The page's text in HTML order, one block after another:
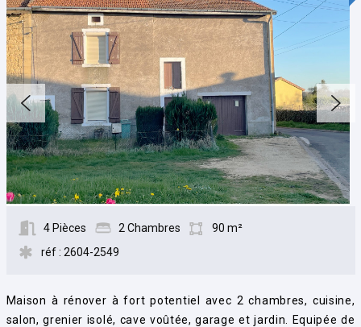
4 Pièces 2 Chambres
90 m²
réf : 2604-2549
Maison à rénover à fort potentiel avec 2 chambres, cuisine,
salon, grenier isolé, cave voûtée, garage et jardin. Equipée de